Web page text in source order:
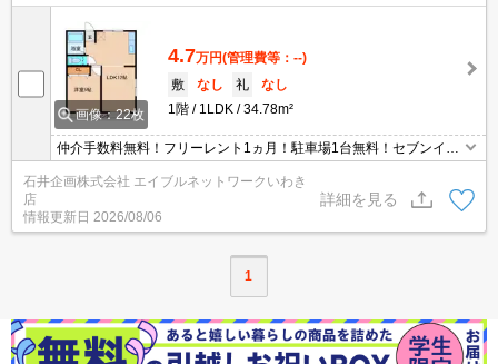
画像：22枚
4.7万円(管理費等：--)
敷
なし 礼
なし
1階
1LDK 34.78m²
仲介手数料無料！フリーレント1ヵ月！駐車場1台無料！セブンイレ
ブンいわき小名浜島店まで徒歩5分！リフォーム済みのお部屋で
す！常磐地区へのアクセス良好！最寄りは泉駅です。
石井企画株式会社 エイブルネットワークいわき
店
情報更新日 2026/08/06
詳細を見る
1